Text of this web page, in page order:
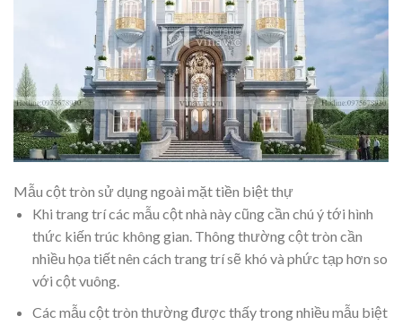
Mẫu cột tròn sử dụng ngoài mặt tiền biệt thự
Khi trang trí các mẫu cột nhà này cũng cần chú ý tới hình
thức kiến trúc không gian. Thông thường cột tròn cần
nhiều họa tiết nên cách trang trí sẽ khó và phức tạp hơn so
với cột vuông.
Các mẫu cột tròn thường được thấy trong nhiều mẫu biệt